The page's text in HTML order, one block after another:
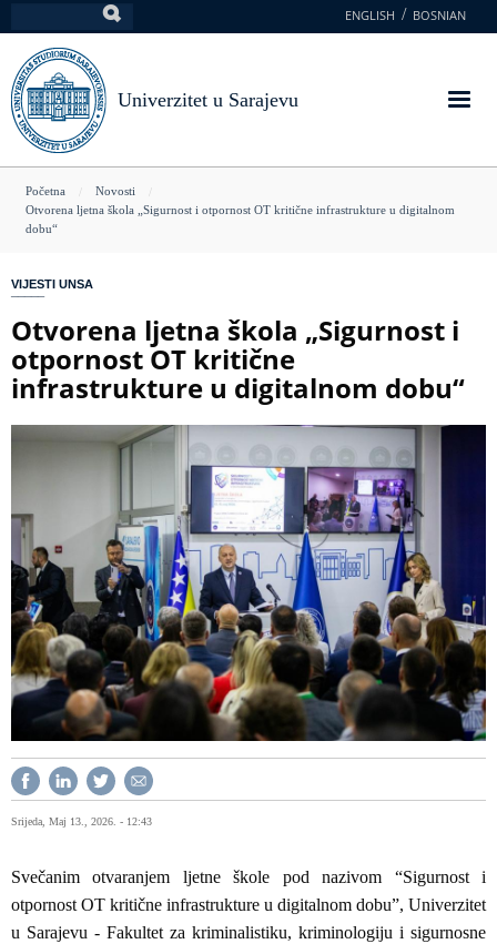
na
glavni
sadržaj
ENGLISH BOSNIAN
Univerzitet u Sarajevu
You
are
Početna
Novosti
Otvorena ljetna škola „Sigurnost i otpornost OT kritične infrastrukture u digitalnom
dobu“
VIJESTI UNSA
Otvorena ljetna škola „Sigurnost i
otpornost OT kritične
infrastrukture u digitalnom dobu“
Srijeda, Maj 13., 2026. - 12:43
Svečanim otvaranjem ljetne škole pod nazivom “Sigurnost i
otpornost OT kritične infrastrukture u digitalnom dobu”, Univerzitet
u Sarajevu - Fakultet za kriminalistiku, kriminologiju i sigurnosne